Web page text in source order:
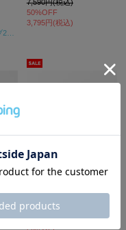
7,590円(税込)
50%OFF
3,795円(税込)
[ベビー]星襟長袖カバーオール
11,330円(税込)